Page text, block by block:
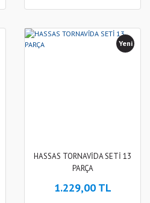
Yeni
HASSAS TORNAVİDA SETİ 13
PARÇA
1.229,00 TL